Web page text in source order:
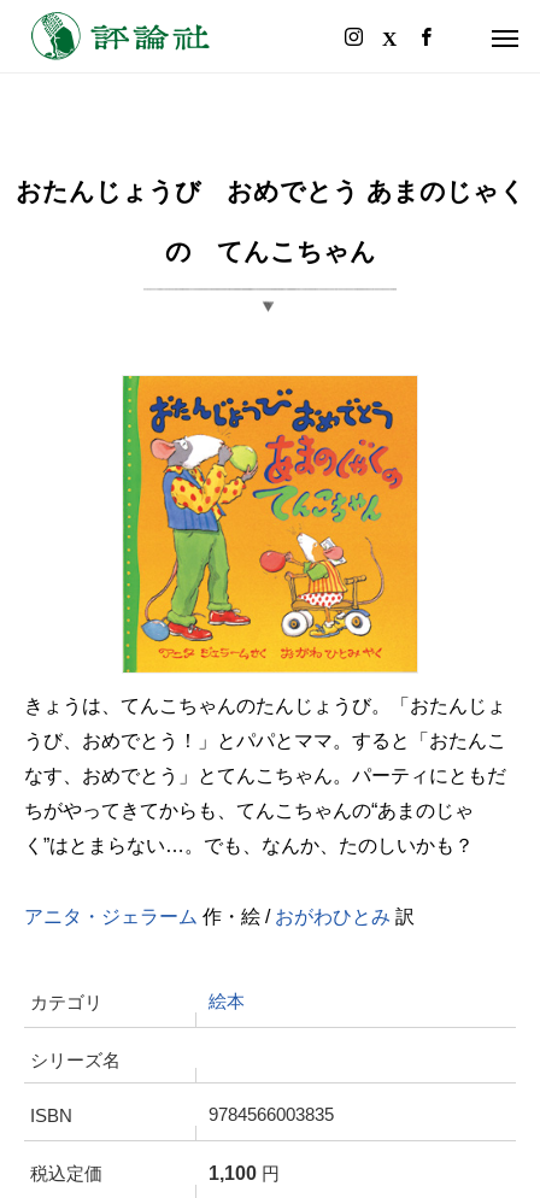
おたんじょうび おめでとう あまのじゃく
の てんこちゃん
きょうは、てんこちゃんのたんじょうび。「おたんじょ
うび、おめでとう！」とパパとママ。すると「おたんこ
なす、おめでとう」とてんこちゃん。パーティにともだ
ちがやってきてからも、てんこちゃんの“あまのじゃ
く”はとまらない…。でも、なんか、たのしいかも？
アニタ・ジェラーム 作・絵 / おがわひとみ 訳
カテゴリ 絵本
シリーズ名
ISBN 9784566003835
税込定価 1,100円